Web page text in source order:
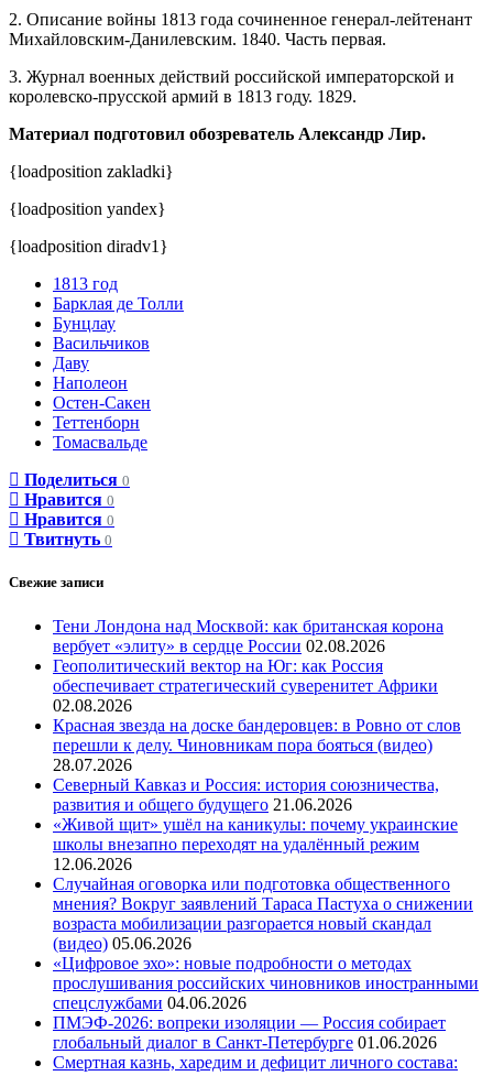
2. Описание войны 1813 года сочиненное генерал-лейтенант
Михайловским-Данилевским. 1840. Часть первая.
3. Журнал военных действий российской императорской и
королевско-прусской армий в 1813 году. 1829.
Материал подготовил обозреватель Александр Лир.
{loadposition zakladki}
{loadposition yandex}
{loadposition diradv1}
1813 год
Барклая де Толли
Бунцлау
Васильчиков
Даву
Наполеон
Остен-Сакен
Теттенборн
Томасвальде
Поделиться 0
Нравится 0
Нравится 0
Твитнуть 0
Свежие записи
Тени Лондона над Москвой: как британская корона
вербует «элиту» в сердце России 02.08.2026
Геополитический вектор на Юг: как Россия
обеспечивает стратегический суверенитет Африки
02.08.2026
Красная звезда на доске бандеровцев: в Ровно от слов
перешли к делу. Чиновникам пора бояться (видео)
28.07.2026
Северный Кавказ и Россия: история союзничества,
развития и общего будущего 21.06.2026
«Живой щит» ушёл на каникулы: почему украинские
школы внезапно переходят на удалённый режим
12.06.2026
Случайная оговорка или подготовка общественного
мнения? Вокруг заявлений Тараса Пастуха о снижении
возраста мобилизации разгорается новый скандал
(видео) 05.06.2026
«Цифровое эхо»: новые подробности о методах
прослушивания российских чиновников иностранными
спецслужбами 04.06.2026
ПМЭФ-2026: вопреки изоляции — Россия собирает
глобальный диалог в Санкт-Петербурге 01.06.2026
Смертная казнь, харедим и дефицит личного состава: